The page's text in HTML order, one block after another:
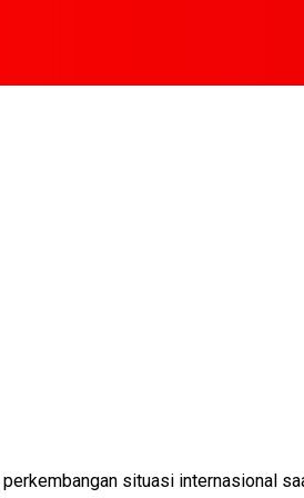
situasi internasional